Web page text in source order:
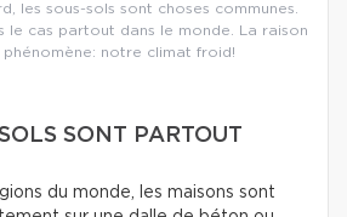
les sous-sols sont choses communes.
le cas partout dans le monde. La raison
notre climat froid!
SONT PARTOUT
du monde, les maisons sont